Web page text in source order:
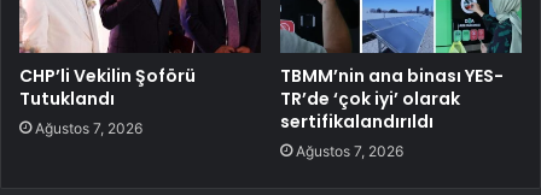
CHP’li Vekilin Şoförü
Tutuklandı
Ağustos 7, 2026
TBMM’nin ana binası YES-
TR’de ‘çok iyi’ olarak
sertifikalandırıldı
Ağustos 7, 2026